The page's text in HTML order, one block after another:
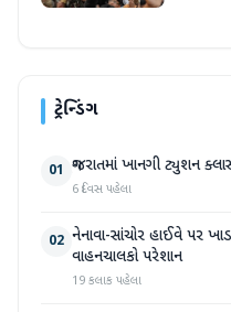
ટ્રેન્ડિંગ
01 ગુજરાતમાં ખાનગી ટ્યુશન
6 દિવસ પહેલા
02 નેનાવા-સાંચોર હાઈવે પર
વાહનચાલકો પરેશાન
19 કલાક પહેલા